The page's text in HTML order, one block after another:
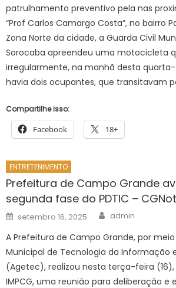
patrulhamento preventivo pela nas
“Prof Carlos Camargo Costa”, no bairro
Zona Norte da cidade, a Guarda Civil
Sorocaba apreendeu uma motocicleta
irregularmente, na manhã desta
havia dois ocupantes, que transitavam
Compartilhe isso:
Facebook 18+
ENTRETENIMENTO
Prefeitura de Campo Grande
segunda fase do PDTIC –
Posted
on
setembro 16, 2025 Author
admin
A Prefeitura de Campo Grande, por
Municipal de Tecnologia da Informação
(Agetec), realizou nesta terça-feira
IMPCG, uma reunião para deliberação